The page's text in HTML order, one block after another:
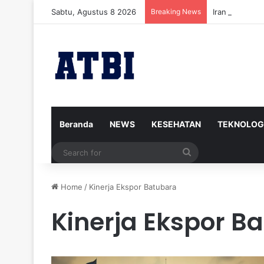
Sabtu, Agustus 8 2026 Breaking News Iran Siap
Beranda NEWS KESEHATAN
Home / Kinerja Ekspor Batubara
Kinerja Ekspor